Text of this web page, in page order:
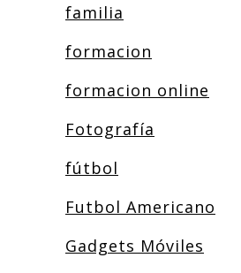
familia
formacion
formacion online
Fotografía
fútbol
Futbol Americano
Gadgets Móviles